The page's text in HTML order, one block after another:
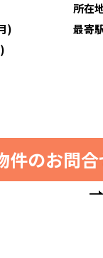
)
所在
最寄
件のお問